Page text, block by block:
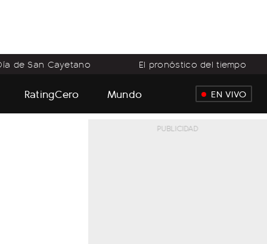
de San Cayetano El pronóstico del tiempo
RatingCero Mundo EN VIVO